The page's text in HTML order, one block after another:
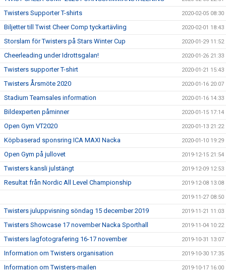
Twisters Supporter T-shirts 2020-02-05 08:30
Biljetter till Twist Cheer Comp tyckartävling 2020-02-01 18:43
Storslam för Twisters på Stars Winter Cup 2020-01-29 11:52
Cheerleading under Idrottsgalan! 2020-01-26 21:33
Twisters supporter T-shirt 2020-01-21 15:43
Twisters Årsmöte 2020 2020-01-16 20:07
Stadium Teamsales information 2020-01-16 14:33
Bildexperten påminner 2020-01-15 17:14
Open Gym VT2020 2020-01-13 21:22
Köpbaserad sponsring ICA MAXI Nacka 2020-01-10 19:29
Open Gym på jullovet 2019-12-15 21:54
Twisters kansli julstängt 2019-12-09 12:53
Resultat från Nordic All Level Championship 2019-12-08 13:08
2019-11-27 08:50
Twisters juluppvisning söndag 15 december 2019 2019-11-21 11:03
Twisters Showcase 17 november Nacka Sporthall 2019-11-04 10:22
Twisters lagfotografering 16-17 november 2019-10-31 13:07
Information om Twisters organisation 2019-10-30 17:35
Information om Twisters-mailen 2019-10-17 16:00